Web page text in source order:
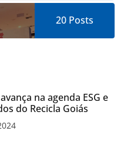
20 Posts
na agenda ESG e
do Recicla Goiás